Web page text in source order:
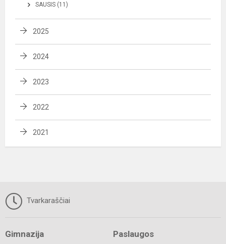
SAUSIS (11)
2025
2024
2023
2022
2021
Tvarkaraščiai
Gimnazija Paslaugos